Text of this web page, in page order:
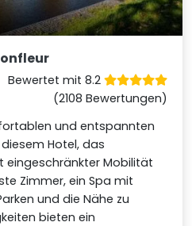
Bewertet mit 8.2
(2108 Bewertungen)
und entspannten
Hotel, das
eingeschränkter Mobilität
Zimmer, ein Spa mit
und die Nähe zu
bieten ein